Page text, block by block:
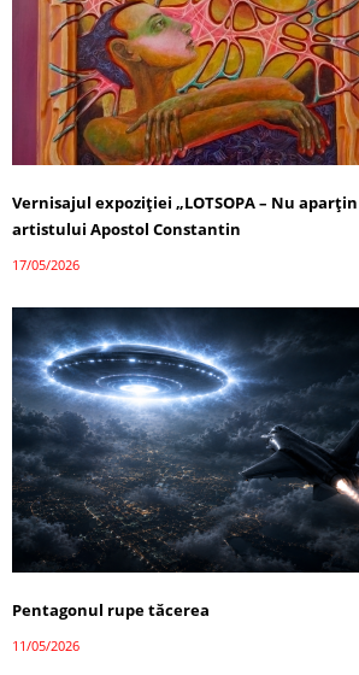
Vernisajul expoziției „LOTSOPA – Nu
artistului Apostol Constantin
17/05/2026
Pentagonul rupe tăcerea
11/05/2026